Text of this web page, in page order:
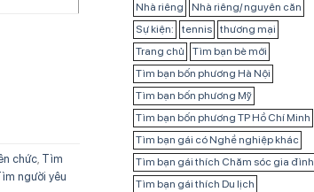
chức Tìm
người yêu
Nhà riêng
Nhà riêng/ nguyên căn
Sự kiện:
tennis
thương mại
Trang chủ
Tìm bạn bè mới
Tìm bạn bốn phương Hà Nội
Tìm bạn bốn phương Mỹ
Tìm bạn bốn phương TP Hồ Chí Minh
Tìm bạn gái có Nghề nghiệp khác
Tìm bạn gái thích Chăm sóc gia đình
Tìm bạn gái thích Du lịch